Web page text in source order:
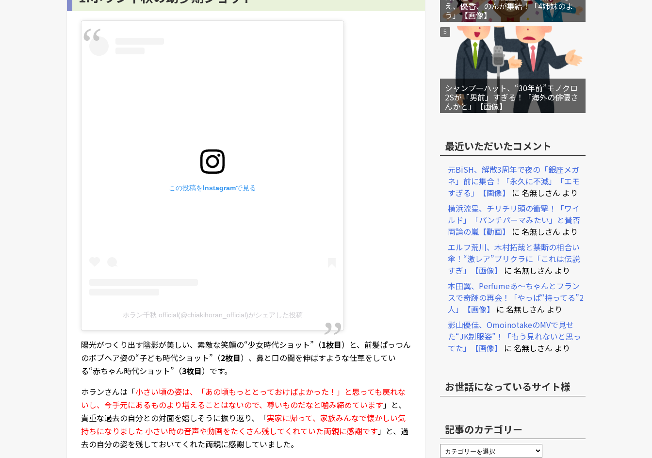
この投稿をInstagramで見る
ホラン千秋 official(@chiakihoran_official)がシェアした投稿
陽光がつくり出す陰影が美しい、素敵な笑顔の“少女時代ショット”（1枚目）と、前髪ぱっつん
のボブヘア姿の“子ども時代ショット”（2枚目）、鼻と口の間を伸ばすような仕草をしてい
る“赤ちゃん時代ショット”（3枚目）です。
ホランさんは「小さい頃の姿は、「あの頃もっととっておけばよかった！」と思っても戻れな
いし、今手元にあるものより増えることはないので、尊いものだなと噛み締めています」と、
貴重な過去の自分との対面を嬉しそうに振り返り、「実家に帰って、家族みんなで懐かしい気
持ちになりました 小さい時の音声や動画をたくさん残してくれていた両親に感謝です」と、過
去の自分の姿を残しておいてくれた両親に感謝していました。
え、優香、のんが集結！「4姉妹のよ
う」【画像】
シャンプーハット、“30年前”モノクロ
2Sが「男前」すぎる！「海外の俳優さ
んかと」【画像】
最近いただいたコメント
元BiSH、解散3周年で夜の「銀座メガ
ネ」前に集合！「永久に不滅」「エモ
すぎる」【画像】
に 名無しさん より
横浜流星、チリチリ頭の衝撃！「ワイ
ルド」「パンチパーマみたい」と賛否
両論の嵐【動画】
に 名無しさん より
エルフ荒川、木村拓哉と禁断の相合い
傘！“激レア”プリクラに「これは伝説
すぎ」【画像】
に 名無しさん より
本田翼、Perfumeあ～ちゃんとフラン
スで奇跡の再会！「やっぱ“持ってる”2
人」【画像】
に 名無しさん より
影山優佳、OmoinotakeのMVで見せ
た“JK制服姿”！「もう見れないと思っ
てた」【画像】
に 名無しさん より
お世話になっているサイト様
記事のカテゴリー